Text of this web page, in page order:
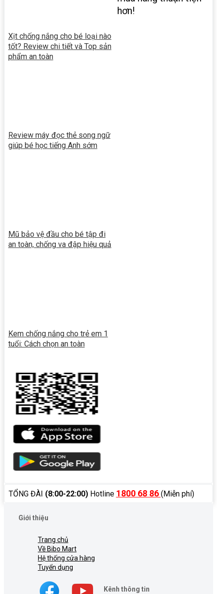
Xịt chống nắng cho bé loại nào
tốt? Review chi tiết và Top sản
phẩm an toàn
Review máy đọc thẻ song ngữ
giúp bé học tiếng Anh sớm
Mũ bảo vệ đầu cho bé tập đi
an toàn, chống va đập hiệu quả
Kem chống nắng cho trẻ em 1
tuổi: Cách chọn an toàn
hơn!
TỔNG ĐÀI (8:00-22:00)Hotline 1800 68 86 (Miễn phí)
Giới thiệu
Trang chủ
Về Bibo Mart
Hệ thống cửa hàng
Tuyển dụng
Kênh thông tin